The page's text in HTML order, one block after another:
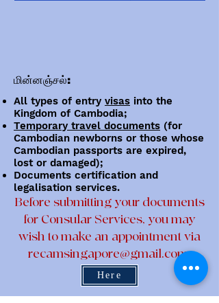
மின்னஞ்சல்:
All types of entry visas into the
Kingdom of Cambodia;
Temporary travel documents (for
Cambodian newborns or those whose
Cambodian passports are expired,
lost or damaged);
Documents certification and
legalisation services.
​Before submitting your documents
for Consular Services, you may
wish to make an appointment via
recamsingapore@gmail.com.
Here